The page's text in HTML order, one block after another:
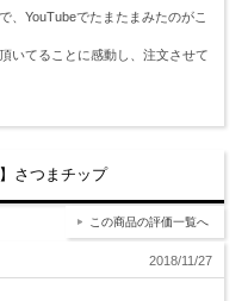
、YouTubeでたまたまみたのがこ
いてることに感動し、注文させて
さつまチップ
この商品の評価一覧へ
2018/11/27